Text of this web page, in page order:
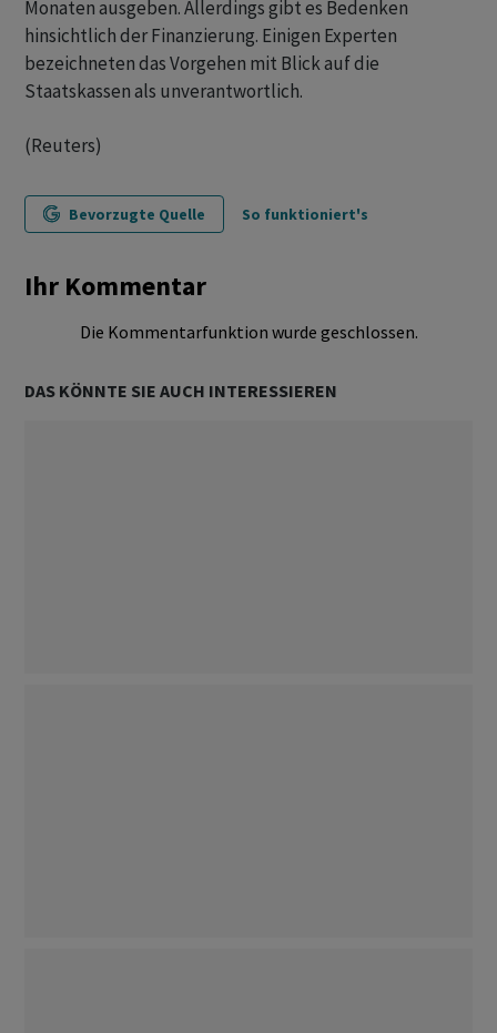
Monaten ausgeben. Allerdings gibt es Bedenken
hinsichtlich der Finanzierung. Einigen Experten
bezeichneten das Vorgehen mit Blick auf die
Staatskassen als unverantwortlich.
(Reuters)
Bevorzugte Quelle So funktioniert's
Ihr Kommentar
Die Kommentarfunktion wurde geschlossen.
DAS KÖNNTE SIE AUCH INTERESSIEREN